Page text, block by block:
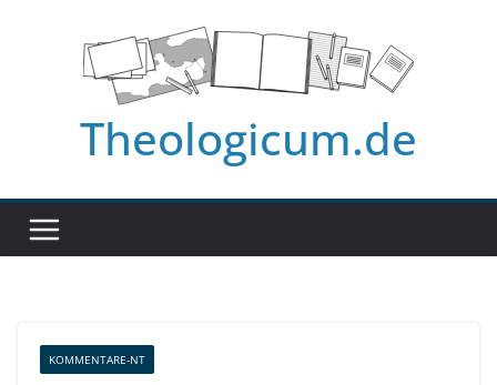
Theologicum.de
KOMMENTARE-NT